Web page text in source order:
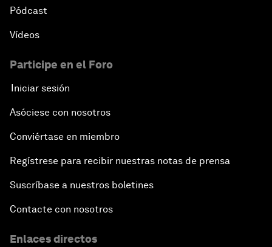
Pódcast
Vídeos
Participe en el Foro
Iniciar sesión
Asóciese con nosotros
Conviértase en miembro
Regístrese para recibir nuestras notas de prensa
Suscríbase a nuestros boletines
Contacte con nosotros
Enlaces directos